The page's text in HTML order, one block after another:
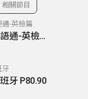
示相關單集
相關節目
-英檢篇
超級英語通-英檢篇 083 Cloze Test/段落填空-13
牙
牙 P80.90